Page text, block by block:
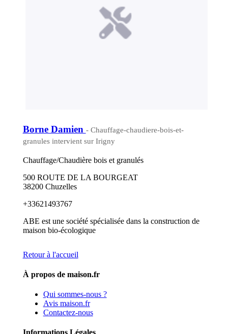
Borne Damien - Chauffage-chaudiere-bois-et-
granules intervient sur Irigny
Chauffage/Chaudière bois et granulés
500 ROUTE DE LA BOURGEAT
38200 Chuzelles
+33621493767
ABE est une société spécialisée dans la construction de
maison bio-écologique
Retour à l'accueil
À propos de maison.fr
Qui sommes-nous ?
Avis maison.fr
Contactez-nous